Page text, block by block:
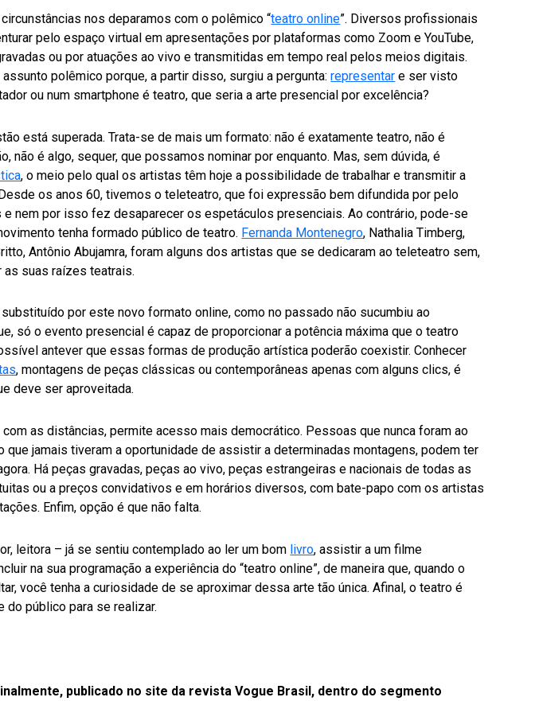
nos deparamos com o polêmico “teatro online”. Diversos profissionais
pelo espaço virtual em apresentações por plataformas como Zoom e YouTube,
ou por atuações ao vivo e transmitidas em tempo real pelos meios digitais.
polêmico porque, a partir disso, surgiu a pergunta:representar e ser visto
ou num smartphone é teatro, que seria a arte presencial por excelência?
está superada. Trata-se de mais um formato: não é exatamente teatro, não é
não é algo, sequer, que possamos nominar por enquanto. Mas, sem dúvida, é
, o meio pelo qual os artistas têm hoje a possibilidade de trabalhar e transmitir a
os anos 60, tivemos o teleteatro, que foi expressão bem difundida por pelo
e nem por isso fez desaparecer os espetáculos presenciais. Ao contrário, pode-se
tenha formado público de teatro. Fernanda Montenegro, Nathalia Timberg,
Antônio Abujamra, foram alguns dos artistas que se dedicaram ao teleteatro sem,
as suas raízes teatrais.
por este novo formato online, como no passado não sucumbiu ao
só o evento presencial é capaz de proporcionar a potência máxima que o teatro
antever que essas formas de produção artística poderão coexistir. Conhecer
, montagens de peças clássicas ou contemporâneas apenas com alguns clics, é
deve ser aproveitada.
com as distâncias, permite acesso mais democrático. Pessoas que nunca foram ao
que jamais tiveram a oportunidade de assistir a determinadas montagens, podem ter
Há peças gravadas, peças ao vivo, peças estrangeiras e nacionais de todas as
ou a preços convidativos e em horários diversos, com bate-papo com os artistas
Enfim, opção é que não falta.
leitora – já se sentiu contemplado ao ler um bom livro, assistir a um filme
na sua programação a experiência do “teatro online”, de maneira que, quando o
você tenha a curiosidade de se aproximar dessa arte tão única. Afinal, o teatro é
do público para se realizar.
publicado no site da revista Vogue Brasil, dentro do segmento